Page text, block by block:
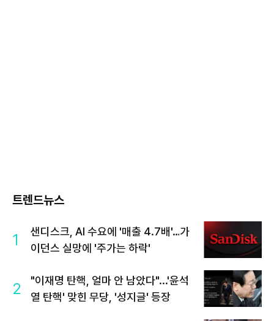
트렌드뉴스
1
샌디스크, AI 수요에 '매출 4.7배'…가
이던스 실망에 '주가는 하락'
2
"이재명 탄핵, 얼마 안 남았다"...'윤석
열 탄핵' 맞힌 무당, '성지글' 등장